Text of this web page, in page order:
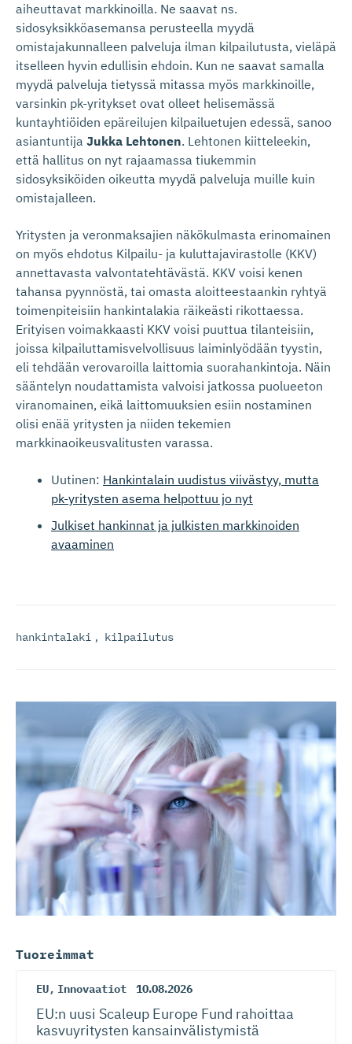
aiheuttavat markkinoilla. Ne saavat ns.
sidosyksikköasemansa perusteella myydä
omistajakunnalleen palveluja ilman kilpailutusta, vieläpä
itselleen hyvin edullisin ehdoin. Kun ne saavat samalla
myydä palveluja tietyssä mitassa myös markkinoille,
varsinkin pk-yritykset ovat olleet helisemässä
kuntayhtiöiden epäreilujen kilpailuetujen edessä, sanoo
asiantuntija Jukka Lehtonen. Lehtonen kiitteleekin,
että hallitus on nyt rajaamassa tiukemmin
sidosyksiköiden oikeutta myydä palveluja muille kuin
omistajalleen.
Yritysten ja veronmaksajien näkökulmasta erinomainen
on myös ehdotus Kilpailu- ja kuluttajavirastolle (KKV)
annettavasta valvontatehtävästä. KKV voisi kenen
tahansa pyynnöstä, tai omasta aloitteestaankin ryhtyä
toimenpiteisiin hankintalakia räikeästi rikottaessa.
Erityisen voimakkaasti KKV voisi puuttua tilanteisiin,
joissa kilpailuttamisvelvollisuus laiminlyödään tyystin,
eli tehdään verovaroilla laittomia suorahankintoja. Näin
sääntelyn noudattamista valvoisi jatkossa puolueeton
viranomainen, eikä laittomuuksien esiin nostaminen
olisi enää yritysten ja niiden tekemien
markkinaoikeusvalitusten varassa.
Uutinen: Hankintalain uudistus viivästyy, mutta
pk-yritysten asema helpottuu jo nyt
Julkiset hankinnat ja julkisten markkinoiden
avaaminen
hankintalaki , kilpailutus
Tuoreimmat
EU, Innovaatiot 10.08.2026
EU:n uusi Scaleup Europe Fund rahoittaa
kasvuyritysten kansainvä­lis­tymistä